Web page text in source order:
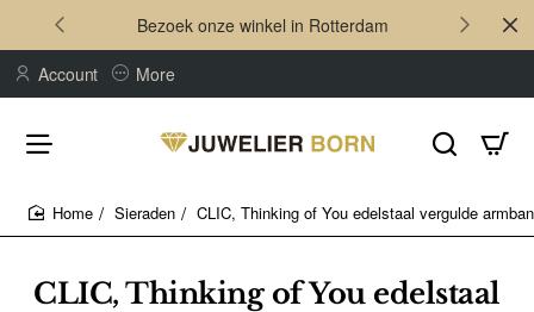
Bezoek onze winkel in Rotterdam
Account More
CLIC, Thinking of You edelstaal
Sieraden CLIC, Thinking of You edelstaal vergulde